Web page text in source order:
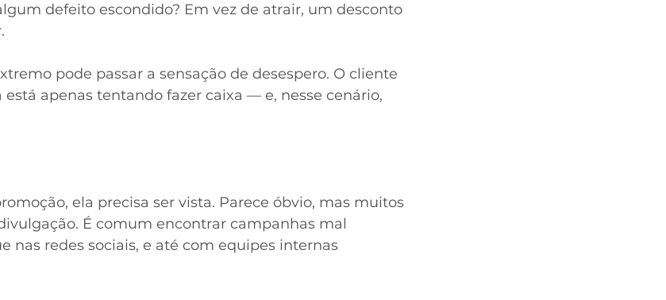
defeito escondido? Em vez de atrair, um desconto
pode passar a sensação de desespero. O cliente
apenas tentando fazer caixa — e, nesse cenário,
ela precisa ser vista. Parece óbvio, mas muitos
É comum encontrar campanhas mal
nas redes sociais, e até com equipes internas